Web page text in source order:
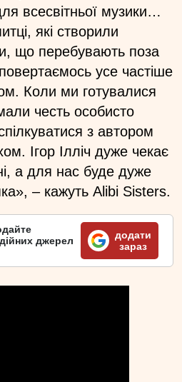
всесвітньої музики…
які створили
що перебувають поза
усе частіше
Коли ми готувалися
честь особисто
з автором
Ігор Ілліч дуже чекає
а для нас буде дуже
– кажуть Alibi Sisters.
джерел
додати
зараз